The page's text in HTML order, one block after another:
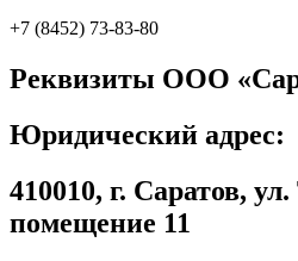
+7 (8452) 73-83-80
Реквизиты ООО
Юридический адрес:
410010, г. Саратов,
помещение 11